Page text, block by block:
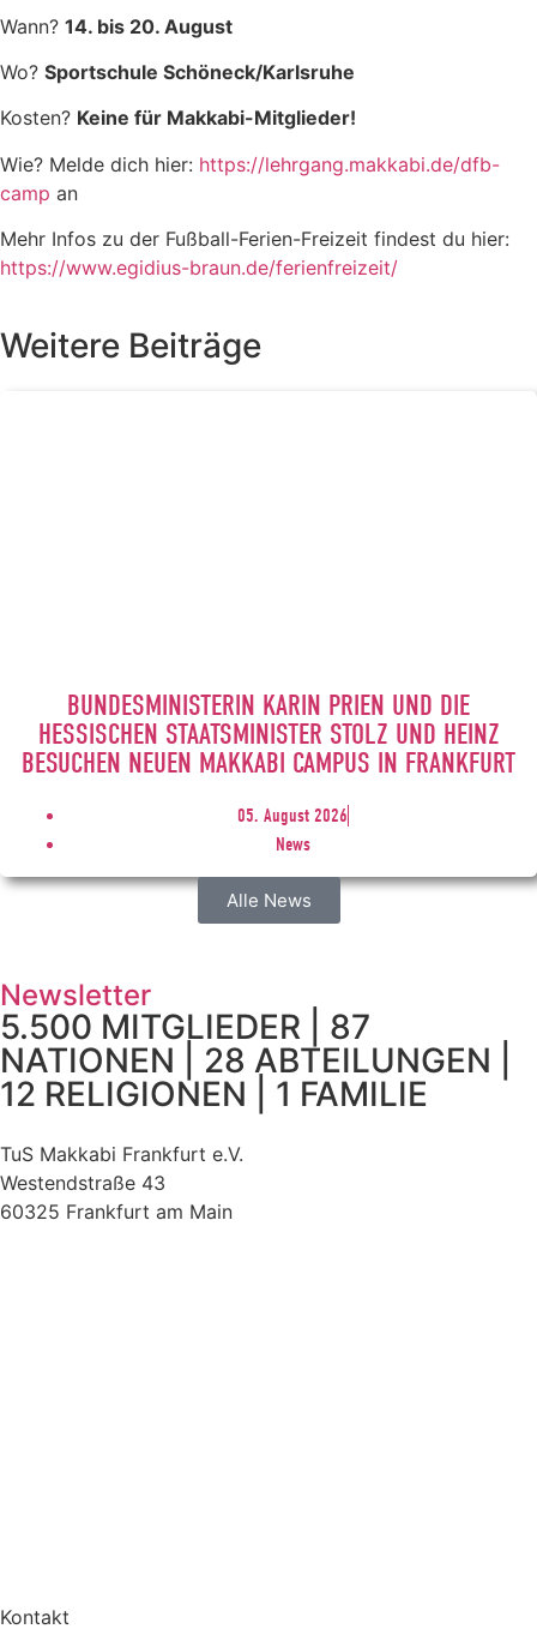
Wann? 14. bis 20. August
Wo? Sportschule Schöneck/Karlsruhe
Kosten? Keine für Makkabi-Mitglieder!
Wie? Melde dich hier: https://lehrgang.makkabi.de/dfb-
camp an
Mehr Infos zu der Fußball-Ferien-Freizeit findest du hier:
https://www.egidius-braun.de/ferienfreizeit/
Weitere Beiträge
BUNDESMINISTERIN KARIN PRIEN UND DIE
HESSISCHEN STAATSMINISTER STOLZ UND HEINZ
BESUCHEN NEUEN MAKKABI CAMPUS IN FRANKFURT
05. August 2026
News
Alle News
Newsletter
5.500 MITGLIEDER | 87
NATIONEN | 28 ABTEILUNGEN |
12 RELIGIONEN | 1 FAMILIE
TuS Makkabi Frankfurt e.V.
Westendstraße 43
60325 Frankfurt am Main
Kontakt